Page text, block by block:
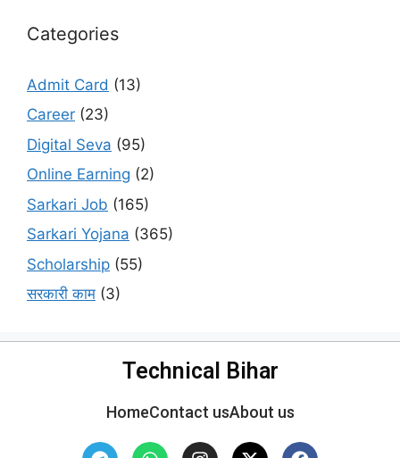
Categories
Admit Card (13)
Career (23)
Digital Seva (95)
Online Earning (2)
Sarkari Job (165)
Sarkari Yojana (365)
Scholarship (55)
सरकारी काम (3)
Technical Bihar
HomeContact usAbout us